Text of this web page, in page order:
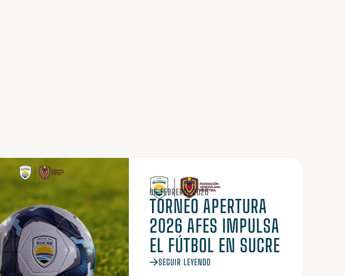
05 FEBRERO, 2026
TORNEO APERTURA
2026 AFES IMPULSA
EL FÚTBOL EN SUCRE
SEGUIR LEYENDO